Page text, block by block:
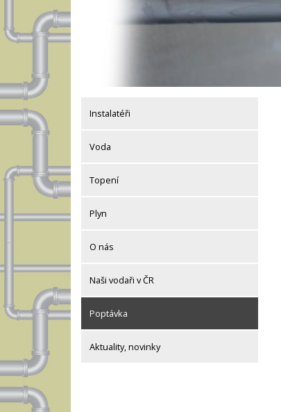
Instalatéři
Voda
Topení
Plyn
O nás
Naši vodaři v ČR
Poptávka
Aktuality, novinky